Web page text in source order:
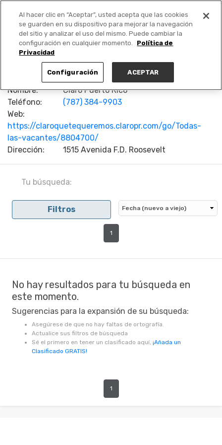
PUBLICA GRATIS +
Nombre:
Claro Puerto Rico
Teléfono:
(787) 384-9903
Web:
https://claroquetequeremos.claropr.com/go/Todas-
las-vacantes/8804700/
Dirección:
1515 Avenida F.D. Roosevelt
Tu búsqueda:
Filtros
1
No hay resultados para tu búsqueda en
este momento.
Sugerencias para la expansión de su búsqueda:
Asegúrese de que no hay faltas de ortografía.
Actualice sus filtros de búsqueda
Sé el primero en tener un clasificado aquí, ¡Añada un
Clasificado GRATIS!
1
Al hacer clic en “Aceptar”, usted acepta que las cookies
se guarden en su dispositivo para mejorar la navegación
del sitio y analizar el uso del mismo. Puede cambiar la
configuración en cualquier momento.
Política de
Privacidad
Configuración ACEPTAR